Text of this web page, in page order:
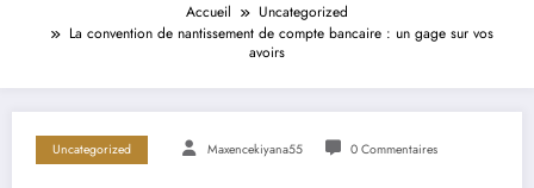
Accueil
Uncategorized
La convention de nantissement de compte bancaire : un gage sur vos
avoirs
Uncategorized Maxencekiyana55 0 Commentaires